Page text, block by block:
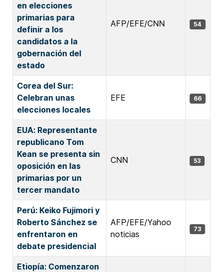
en elecciones
primarias para
definir a los
candidatos a la
gobernación del
estado
AFP/EFE/CNN 54
Corea del Sur:
Celebran unas
elecciones locales
EFE 66
EUA: Representante
republicano Tom
Kean se presenta sin
oposición en las
primarias por un
tercer mandato
CNN 53
Perú: Keiko Fujimori y
Roberto Sánchez se
enfrentaron en
debate presidencial
AFP/EFE/Yahoo
noticias
73
Etiopía: Comenzaron